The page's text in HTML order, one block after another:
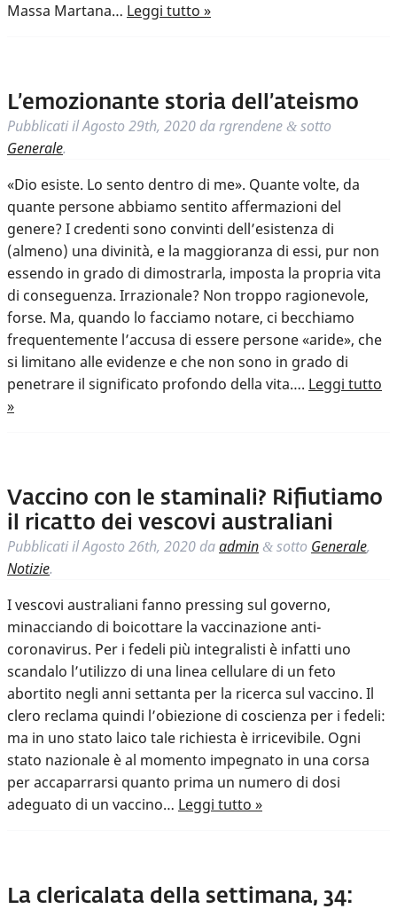
Massa Martana… Leggi tutto »
L’emozionante storia dell’ateismo
Pubblicati ilAgosto 29th, 2020 dargrendene & sotto
Generale.
«Dio esiste. Lo sento dentro di me». Quante volte, da
quante persone abbiamo sentito affermazioni del
genere? I credenti sono convinti dell’esistenza di
(almeno) una divinità, e la maggioranza di essi, pur non
essendo in grado di dimostrarla, imposta la propria vita
di conseguenza. Irrazionale? Non troppo ragionevole,
forse. Ma, quando lo facciamo notare, ci becchiamo
frequentemente l’accusa di essere persone «aride», che
si limitano alle evidenze e che non sono in grado di
penetrare il significato profondo della vita…. Leggi tutto
»
Vaccino con le staminali? Rifiutiamo
il ricatto dei vescovi australiani
Pubblicati ilAgosto 26th, 2020 daadmin & sotto Generale,
Notizie.
I vescovi australiani fanno pressing sul governo,
minacciando di boicottare la vaccinazione anti-
coronavirus. Per i fedeli più integralisti è infatti uno
scandalo l’utilizzo di una linea cellulare di un feto
abortito negli anni settanta per la ricerca sul vaccino. Il
clero reclama quindi l’obiezione di coscienza per i fedeli:
ma in uno stato laico tale richiesta è irricevibile. Ogni
stato nazionale è al momento impegnato in una corsa
per accaparrarsi quanto prima un numero di dosi
adeguato di un vaccino… Leggi tutto »
La clericalata della settimana, 34: